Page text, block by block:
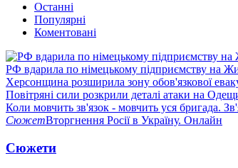
Останні
Популярні
Коментовані
РФ вдарила по німецькому підприємству на
Херсонщина розширила зону обов'язкової
Повітряні сили розкрили деталі атаки на
Коли мовчить зв'язок - мовчить уся бригада.
СюжетВторгнення Росії в Україну. Онлайн
Сюжети